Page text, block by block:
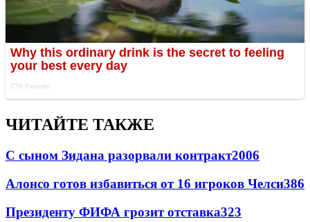
ЧИТАЙТЕ ТАКЖЕ
С сыном Зидана разорвали контракт2006
Алонсо готов избавиться от 16 игроков Челси386
Президенту ФИФА грозит отставка323